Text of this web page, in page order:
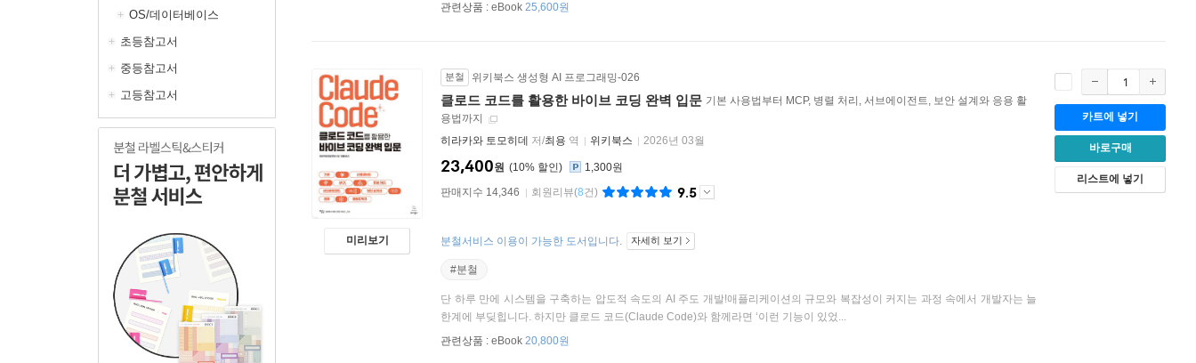
OS/데이터베이스
초등참고서
중등참고서
고등참고서
관련상품 : eBook 25,600원
미리보기
분철 위키북스 생성형 AI 프로그래밍-026
클로드 코드를 활용한 바이브 코딩 완벽 입문 기본 사용법부터 MCP, 병렬 처리, 서브에이전트, 보안 설계와 응용 활
용법까지
히라카와 토모히데 저/최용 역 위키북스 2026년 03월
10%
23,400원
1,300원
판매지수 14,346
회원리뷰(8건) 9.5
분철서비스 이용이 가능한 도서입니다. 자세히 보기
#분철
단 하루 만에 시스템을 구축하는 압도적 속도의 AI 주도 개발!애플리케이션의 규모와 복잡성이 커지는 과정 속에서 개발자는 늘
한계에 부딪힙니다. 하지만 클로드 코드(Claude Code)와 함께라면 ‘이런 기능이 있었...
관련상품 : eBook 20,800원
카트에 넣기
바로구매
리스트에 넣기